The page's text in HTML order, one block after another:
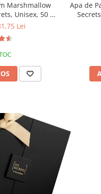
Marshmallow
Unisex, 50 ml,
Lei
Apa de